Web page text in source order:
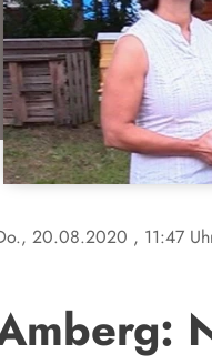
20.08.2020 , 11:47